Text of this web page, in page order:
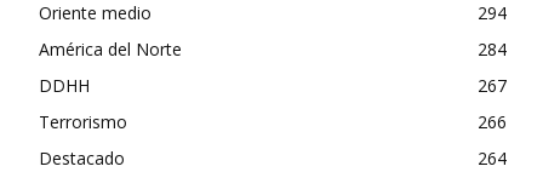
Oriente medio
294
América del Norte
284
DDHH
267
Terrorismo
266
Destacado
264